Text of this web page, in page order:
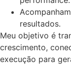
resultados.
Meu objetivo é
crescimento,
execução para